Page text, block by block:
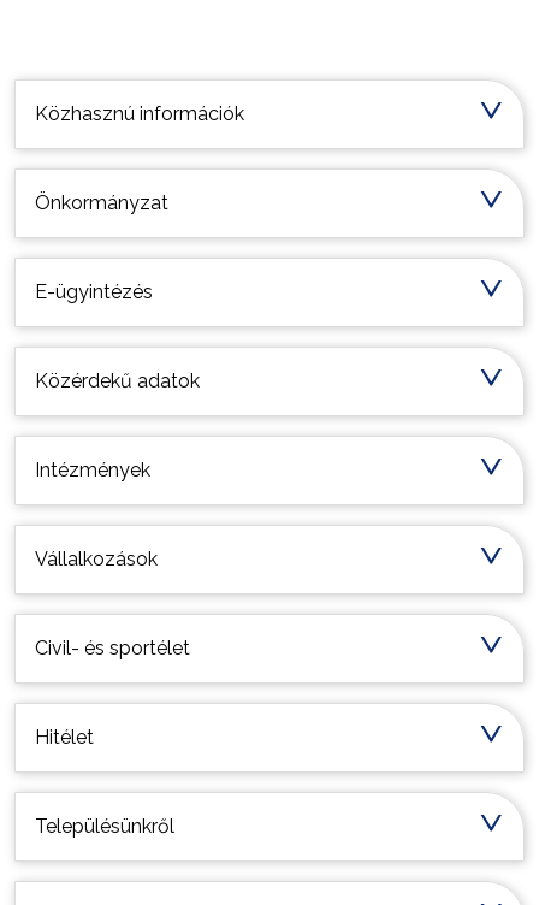
Közhasznú információk
Önkormányzat
E-ügyintézés
Közérdekű adatok
Intézmények
Vállalkozások
Civil- és sportélet
Hitélet
Településünkről